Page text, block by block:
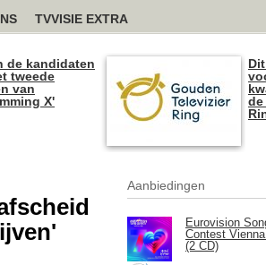
TVVISIE EXTRA
de kandidaten
tweede
van
X'
de
Aanbiedingen
Eurovision
Contest
(2 CD)